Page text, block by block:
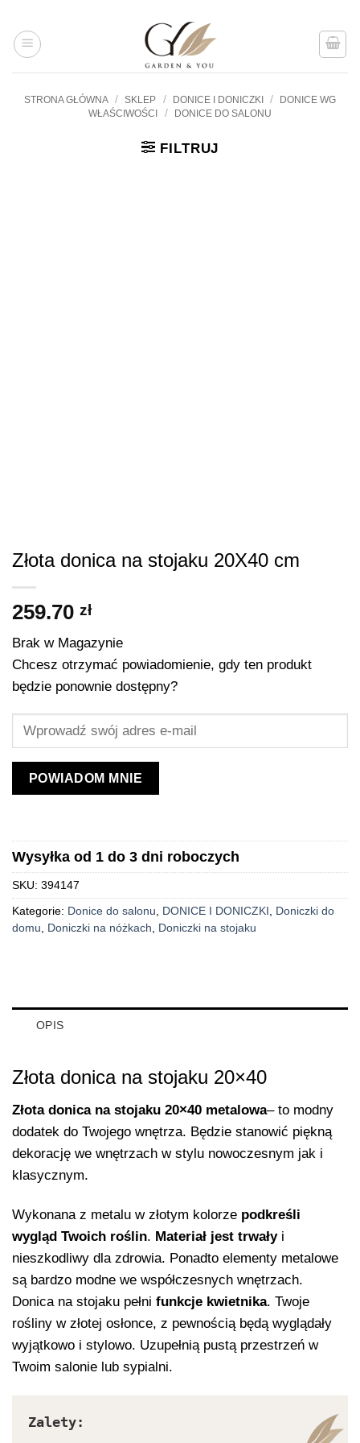
treści
STRONA GŁÓWNA / SKLEP / DONICE I DONICZKI /
DONICE WG
WŁAŚCIWOŚCI
/ DONICE DO SALONU
FILTRUJ
Złota donica na stojaku 20X40 cm
259.70 zł
Brak w Magazynie
Chcesz otrzymać powiadomienie, gdy ten produkt
będzie ponownie dostępny?
POWIADOM MNIE
Wysyłka od 1 do 3 dni roboczych
SKU: 394147
Kategorie: Donice do salonu DONICE I DONICZKI
Doniczki do
domu
Doniczki na nóżkach Doniczki na stojaku
OPIS
Złota donica na stojaku 20×40
Złota donica na stojaku 20×40 metalowa– to modny
dodatek do Twojego wnętrza. Będzie stanowić piękną
dekorację we wnętrzach w stylu nowoczesnym jak i
klasycznym.
Wykonana z metalu w złotym kolorze podkreśli
wygląd Twoich roślin. Materiał jest trwałyi
nieszkodliwy dla zdrowia. Ponadto elementy metalowe
są bardzo modne we współczesnych wnętrzach.
Donica na stojaku pełni funkcje kwietnika. Twoje
rośliny w złotej osłonce, z pewnością będą wyglądały
wyjątkowo i stylowo. Uzupełnią pustą przestrzeń w
Twoim salonie lub sypialni.
Zalety: